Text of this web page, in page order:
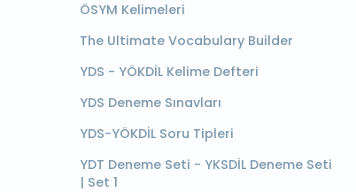
ÖSYM Kelimeleri
The Ultimate Vocabulary Builder
YDS - YÖKDİL Kelime Defteri
YDS Deneme Sınavları
YDS-YÖKDİL Soru Tipleri
YDT Deneme Seti - YKSDİL Deneme Seti
| Set 1